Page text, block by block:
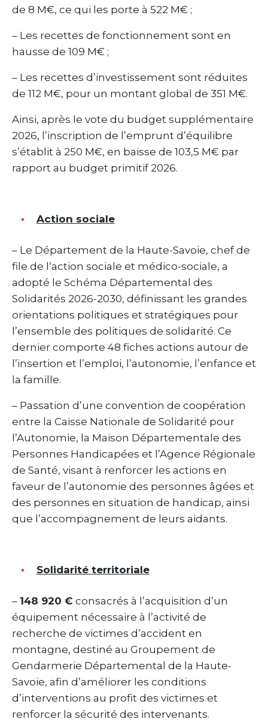
de 8 M€, ce qui les porte à 522 M€ ;
– Les recettes de fonctionnement sont en
hausse de 109 M€ ;
– Les recettes d’investissement sont réduites
de 112 M€, pour un montant global de 351 M€.
Ainsi, après le vote du budget supplémentaire
2026, l’inscription de l’emprunt d’équilibre
s’établit à 250 M€, en baisse de 103,5 M€ par
rapport au budget primitif 2026.
Action sociale
– Le Département de la Haute-Savoie, chef de
file de l’action sociale et médico-sociale, a
adopté le Schéma Départemental des
Solidarités 2026-2030, définissant les grandes
orientations politiques et stratégiques pour
l’ensemble des politiques de solidarité. Ce
dernier comporte 48 fiches actions autour de
l’insertion et l’emploi, l’autonomie, l’enfance et
la famille.
– Passation d’une convention de coopération
entre la Caisse Nationale de Solidarité pour
l’Autonomie, la Maison Départementale des
Personnes Handicapées et l’Agence Régionale
de Santé, visant à renforcer les actions en
faveur de l’autonomie des personnes âgées et
des personnes en situation de handicap, ainsi
que l’accompagnement de leurs aidants.
Solidarité territoriale
– 148 920 € consacrés à l’acquisition d’un
équipement nécessaire à l’activité de
recherche de victimes d’accident en
montagne, destiné au Groupement de
Gendarmerie Départemental de la Haute-
Savoie, afin d’améliorer les conditions
d’interventions au profit des victimes et
renforcer la sécurité des intervenants.